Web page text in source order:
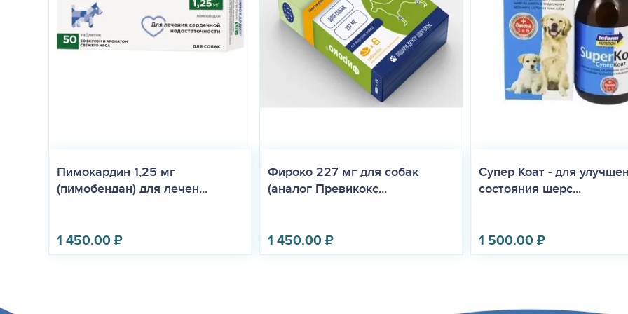
Пимокардин 1,25 мг
(пимобендан) для лечен...
1 450.00₽
Фироко 227 мг для собак
(аналог Превикокс...
1 450.00₽
Супер Коат - для
состояния шерс...
1 500.00₽